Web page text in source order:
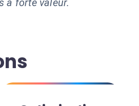
à forte valeur.